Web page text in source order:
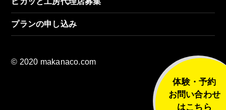
体験・予約
お問い合わせ
はこちら
プランの申し込み
© 2020 makanaco.com